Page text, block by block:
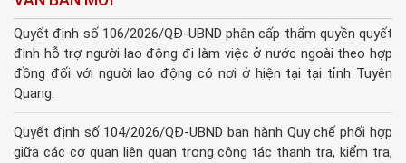
Quyết định số 106/2026/QĐ-UBND phân cấp thẩm quyền quyết
định hỗ trợ người lao động đi làm việc ở nước ngoài theo hợp
đồng đối với người lao động có nơi ở hiện tại tại tỉnh Tuyên
Quang.
Quyết định số 104/2026/QĐ-UBND ban hành Quy chế phối hợp
giữa các cơ quan liên quan trong công tác thanh tra, kiểm tra,